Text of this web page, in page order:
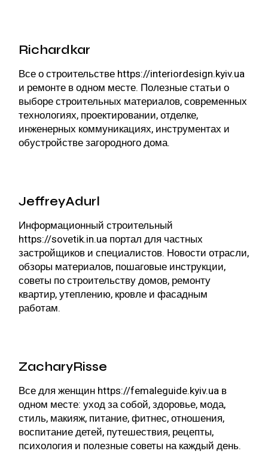
Richardkar
Все о строительстве https://interiordesign.kyiv.ua
и ремонте в одном месте. Полезные статьи о
выборе строительных материалов, современных
технологиях, проектировании, отделке,
инженерных коммуникациях, инструментах и
обустройстве загородного дома.
JeffreyAdurl
Информационный строительный
https://sovetik.in.ua портал для частных
застройщиков и специалистов. Новости отрасли,
обзоры материалов, пошаговые инструкции,
советы по строительству домов, ремонту
квартир, утеплению, кровле и фасадным
работам.
ZacharyRisse
Все для женщин https://femaleguide.kyiv.ua в
одном месте: уход за собой, здоровье, мода,
стиль, макияж, питание, фитнес, отношения,
воспитание детей, путешествия, рецепты,
психология и полезные советы на каждый день.